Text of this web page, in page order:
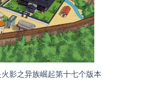
影之异族崛起第十七个版本